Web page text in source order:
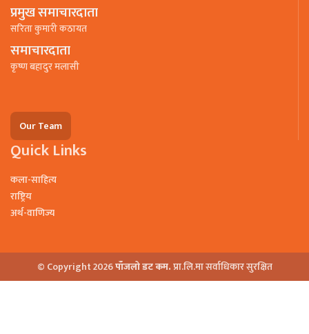
प्रमुख समाचारदाता
सरिता कुमारी कठायत
समाचारदाता
कृष्ण बहादुर मलासी
Our Team
Quick Links
कला-साहित्य
राष्ट्रिय
अर्थ-वाणिज्य
© Copyright 2026पाँजलो डट कम.प्रा.लि.मा सर्वाधिकार सुरक्षित